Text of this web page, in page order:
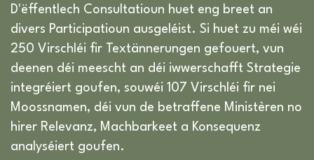
D'ëffentlech Consultatioun huet eng breet an
divers Participatioun ausgeléist. Si huet zu méi wéi
250 Virschléi fir Textännerungen gefouert, vun
deenen déi meescht an déi iwwerschafft Strategie
integréiert goufen, souwéi 107 Virschléi fir nei
Moossnamen, déi vun de betraffene Ministèren no
hirer Relevanz, Machbarkeet a Konsequenz
analyséiert goufen.